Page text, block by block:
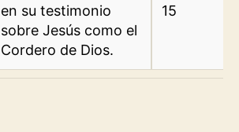
en su testimonio
sobre Jesús como el
Cordero de Dios.
15